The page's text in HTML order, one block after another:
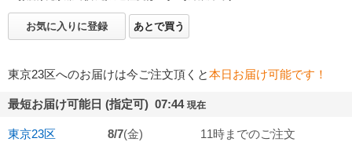
お気に入りに登録 あとで買う
東京23区へのお届けは今ご注文頂くと本日お届け可能です！
最短お届け可能日 (指定可) 07:44 現在
東京23区 8/7(金)
11時までのご注文